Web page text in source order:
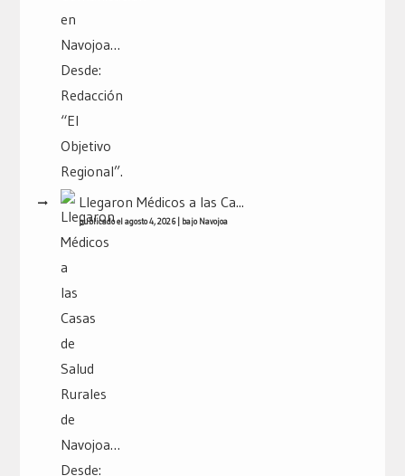
Llegaron Médicos a las Ca...
publicado el agosto 4, 2026| bajoNavojoa